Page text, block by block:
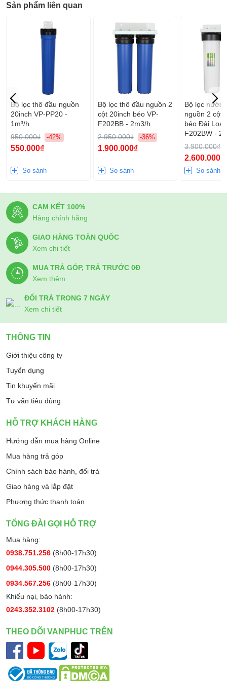
Sản phẩm liên quan
Bộ lọc thô đầu nguồn
20inch VP-PP20 -
1m³/h
950.000₫
-42%
550.000₫
So sánh
Bộ lọc thô đầu nguồn 2
cột 20inch béo VP-
F202BB - 2m3/h
2.950.000₫
-36%
1.900.000₫
So sánh
Bộ lọc nước
nguồn 2 cột
béo Đài
F202BW -
3.900.000₫
2.600.000₫
So sánh
CAM KẾT 100%
Hàng chính hãng
GIAO HÀNG TOÀN QUỐC
Xem chi tiết
MUA TRẢ GÓP, TRẢ TRƯỚC 0Đ
Xem thêm
ĐỔI TRẢ TRONG 7 NGÀY
Xem chi tiết
THÔNG TIN
Giới thiệu công ty
Tuyển dụng
Tin khuyến mãi
Tư vấn tiêu dùng
HỖ TRỢ KHÁCH HÀNG
Hướng dẫn mua hàng Online
Mua hàng trả góp
Chính sách bảo hành, đổi trả
Giao hàng và lắp đặt
Phương thức thanh toán
TỔNG ĐÀI GỌI HỖ TRỢ
Mua hàng:
0938.751.256 (8h00-17h30)
0944.305.500 (8h00-17h30)
0934.567.256 (8h00-17h30)
Khiếu nại, bảo hành:
0243.352.3102 (8h00-17h30)
THEO DÕI VANPHUC TRÊN